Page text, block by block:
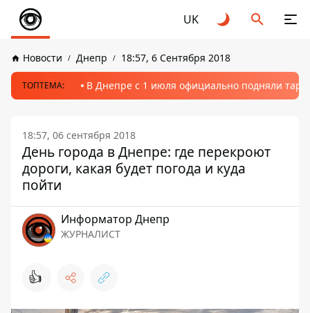
UK
Новости Днепр 18:57, 6 Сентября 2018
ТОПТЕМА: В Днепре с 1 июля официально подняли
18:57, 06 сентября 2018
День города в Днепре: где перекроют
дороги, какая будет погода и куда
пойти
Информатор Днепр
ЖУРНАЛИСТ
👍